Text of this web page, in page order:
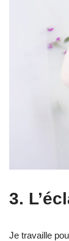
3.
Je travaille